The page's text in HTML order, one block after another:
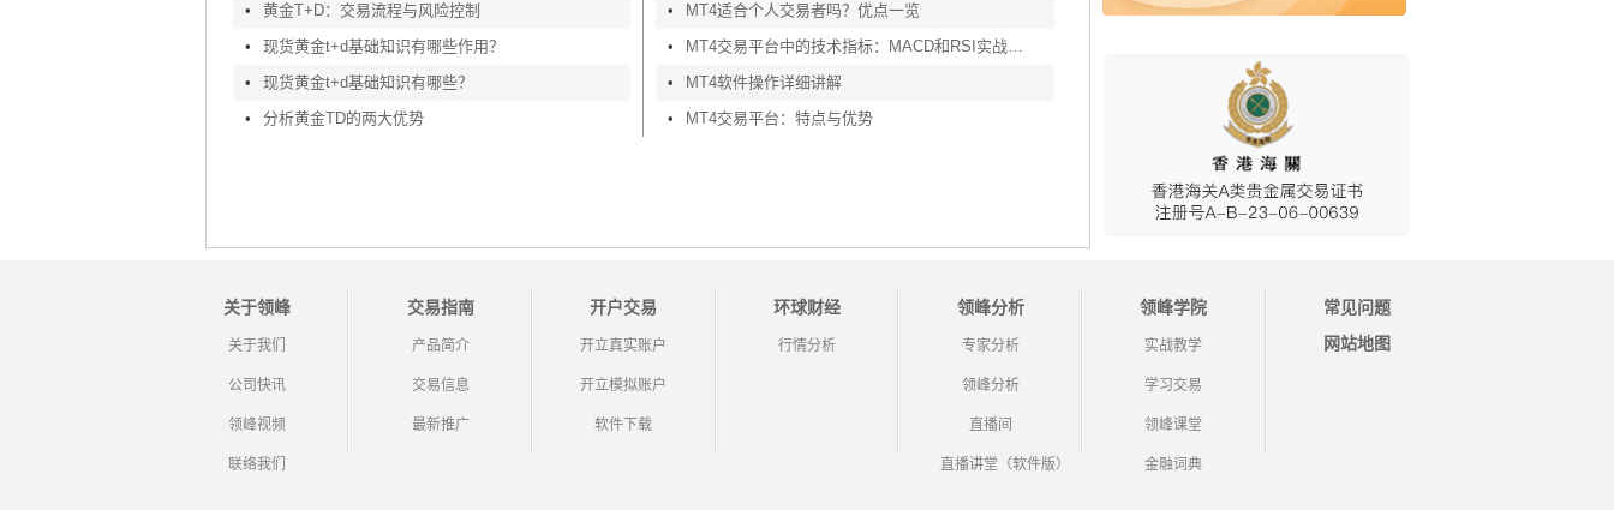
•
黄金T+D：交易流程与风险控制
•
现货黄金t+d基础知识有哪些作用？
•
现货黄金t+d基础知识有哪些？
•
分析黄金TD的两大优势
•
MT4适合个人交易者吗？优点一览
•
MT4交易平台中的技术指标：MACD和RSI实战应用
•
MT4软件操作详细讲解
•
MT4交易平台：特点与优势
关于领峰
关于我们
公司快讯
领峰视频
联络我们
交易指南
产品简介
交易信息
最新推广
开户交易
开立真实账户
开立模拟账户
软件下载
环球财经
行情分析
领峰分析
专家分析
领峰分析
直播间
直播讲堂（软件版）
领峰学院
实战教学
学习交易
领峰课堂
金融词典
常见问题
网站地图